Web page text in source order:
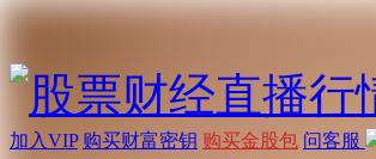
加入VIP 购买财富密钥 购买金股包 问客服